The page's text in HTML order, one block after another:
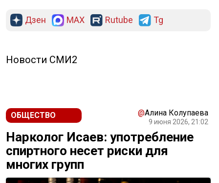
Дзен MAX Rutube Tg
Новости СМИ2
ОБЩЕСТВО @Алина Колупаева
9 июня 2026, 21:02
Нарколог Исаев: употребление
спиртного несет риски для
многих групп